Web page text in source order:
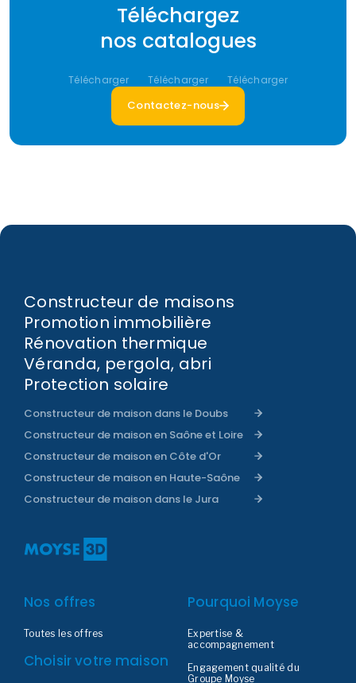
Téléchargez
nos catalogues
Télécharger Télécharger Télécharger
Contactez-nous
Constructeur de maisons
Promotion immobilière
Rénovation thermique
Véranda, pergola, abri
Protection solaire
Constructeur de maison dans le Doubs
Constructeur de maison en Saône et Loire
Constructeur de maison en Côte d'Or
Constructeur de maison en Haute-Saône
Constructeur de maison dans le Jura
Nos offres
Toutes les offres
Choisir votre maison
Pourquoi Moyse
Expertise &
accompagnement
Engagement qualité du
Groupe Moyse